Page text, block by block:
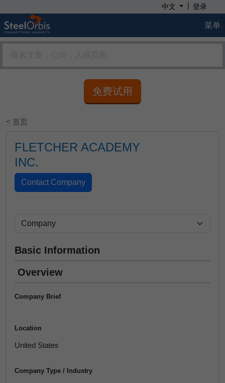
中文 | 登录
菜单
免费试用
< 首页
FLETCHER ACADEMY
INC.
Basic Information
Overview
Company Brief
Location
United States
Company Type / Industry